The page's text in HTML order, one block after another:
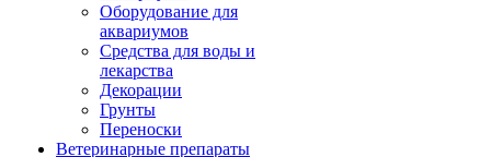
Оборудование для
аквариумов
Средства для воды и
лекарства
Декорации
Грунты
Переноски
Ветеринарные препараты